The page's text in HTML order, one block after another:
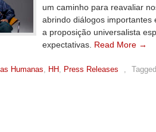
um caminho para reavaliar
abrindo diálogos importantes
a proposição universalista
expectativas. Read More →
Humanas, HH, Press Releases ,